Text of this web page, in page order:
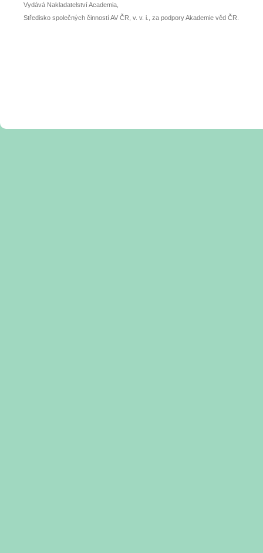
Vydává Nakladatelství Academia,
Středisko společných činností AV ČR, v. v. i., za podpory Akademie věd ČR.